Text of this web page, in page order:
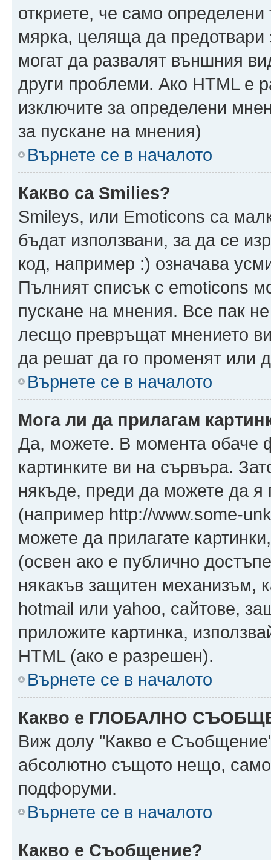
откриете, че само определени
мярка, целяща да предотвари
могат да развалят външния
други проблеми. Ако HTML е
изключите за определени
за пускане на мнения)
Върнете се в началото
Какво са Smilies?
Smileys, или Emoticons са
бъдат използвани, за да се
код, например :) означава
Пълният списък с emoticons
пускане на мнения. Все пак
лесщо превръщат мнението
да решат да го променят или
Върнете се в началото
Мога ли да прилагам
Да, можете. В момента обаче
картинките ви на сървъра.
някъде, преди да можете да
(например http://www.some-
можете да прилагате
(освен ако е публично
някакъв защитен механизъм,
hotmail или yahoo, сайтове,
приложите картинка,
HTML (ако е разрешен).
Върнете се в началото
Какво е ГЛОБАЛНО
Виж долу "Какво е
абсолютно същото нещо,
подфоруми.
Върнете се в началото
Какво е Съобщение?